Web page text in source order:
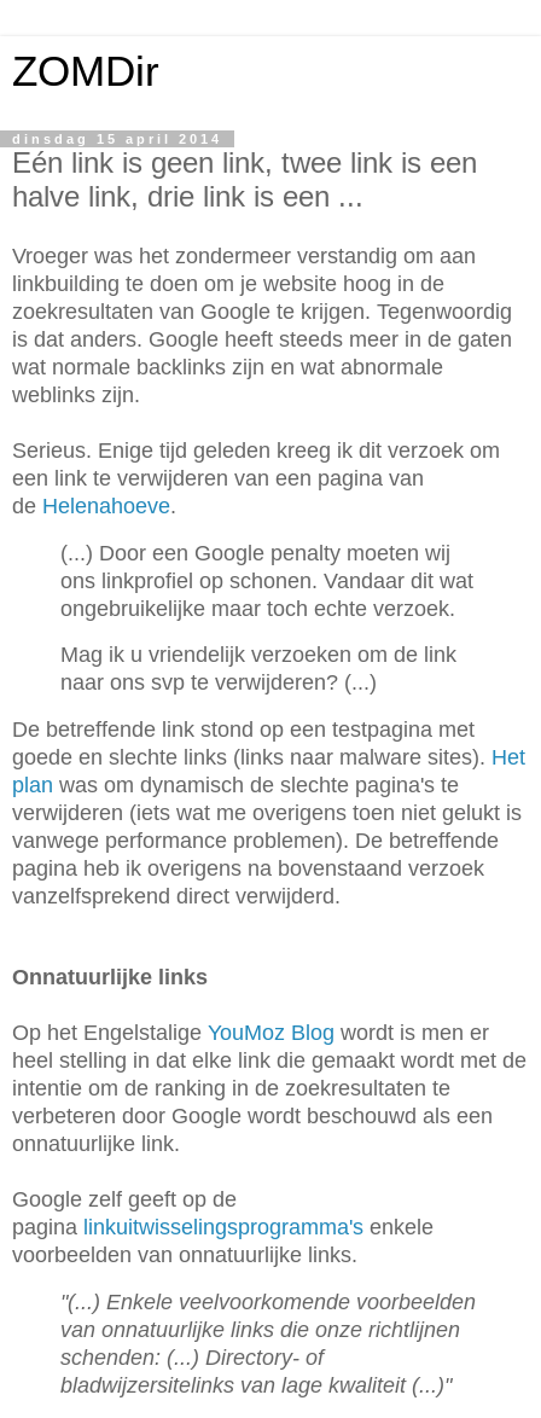
ZOMDir
dinsdag 15 april 2014
Eén link is geen link, twee link is een
halve link, drie link is een ...
Vroeger was het zondermeer verstandig om aan
linkbuilding te doen om je website hoog in de
zoekresultaten van Google te krijgen. Tegenwoordig
is dat anders. Google heeft steeds meer in de gaten
wat normale backlinks zijn en wat abnormale
weblinks zijn.
Serieus. Enige tijd geleden kreeg ik dit verzoek om
een link te verwijderen van een pagina van
de Helenahoeve.
(...) Door een Google penalty moeten wij
ons linkprofiel op schonen. Vandaar dit wat
ongebruikelijke maar toch echte verzoek.
Mag ik u vriendelijk verzoeken om de link
naar ons svp te verwijderen? (...)
De betreffende link stond op een testpagina met
goede en slechte links (links naar malware sites). Het
plan was om dynamisch de slechte pagina's te
verwijderen (iets wat me overigens toen niet gelukt is
vanwege performance problemen). De betreffende
pagina heb ik overigens na bovenstaand verzoek
vanzelfsprekend direct verwijderd.
Onnatuurlijke links
Op het Engelstalige YouMoz Blog wordt is men er
heel stelling in dat elke link die gemaakt wordt met de
intentie om de ranking in de zoekresultaten te
verbeteren door Google wordt beschouwd als een
onnatuurlijke link.
Google zelf geeft op de
pagina linkuitwisselingsprogramma's enkele
voorbeelden van onnatuurlijke links.
"(...) Enkele veelvoorkomende voorbeelden
van onnatuurlijke links die onze richtlijnen
schenden: (...) Directory- of
bladwijzersitelinks van lage kwaliteit (...)"